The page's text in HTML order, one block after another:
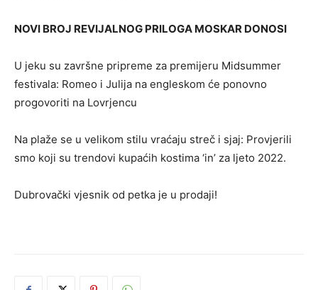
NOVI BROJ REVIJALNOG PRILOGA MOSKAR DONOSI
U jeku su završne pripreme za premijeru Midsummer
festivala: Romeo i Julija na engleskom će ponovno
progovoriti na Lovrjencu
Na plaže se u velikom stilu vraćaju streč i sjaj: Provjerili
smo koji su trendovi kupaćih kostima ‘in’ za ljeto 2022.
Dubrovački vjesnik od petka je u prodaji!